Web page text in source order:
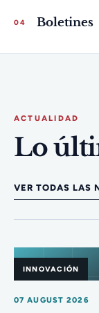
04 Boletines
ACTUALIDAD
Lo
VER TODAS LAS
INNOVACIÓN
07 AUGUST 2026